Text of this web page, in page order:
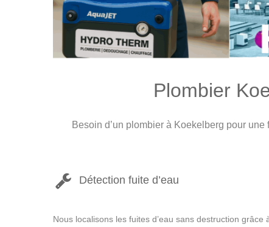
Plombier
Besoin d’un plombier à Koekelberg pour
Détection fuite d’eau
Nous localisons les fuites d’eau sans destruction grâce